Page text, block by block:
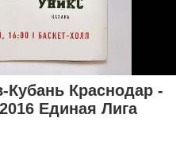
Кубань Краснодар -
Eдиная Лига